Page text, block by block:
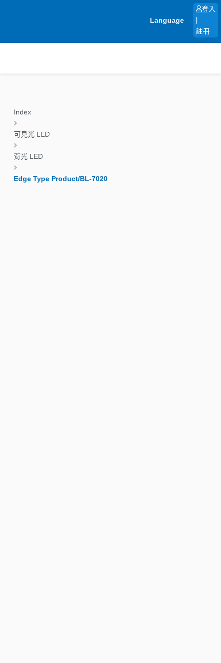
Language
登入
註冊
Index
可見光 LED
背光 LED
Edge Type Product/BL-7020